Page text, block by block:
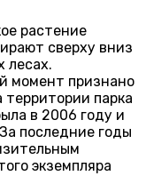
растение
сверху вниз
лесах.
момент признано
парка
в 2006 году и
последние годы
экземпляра